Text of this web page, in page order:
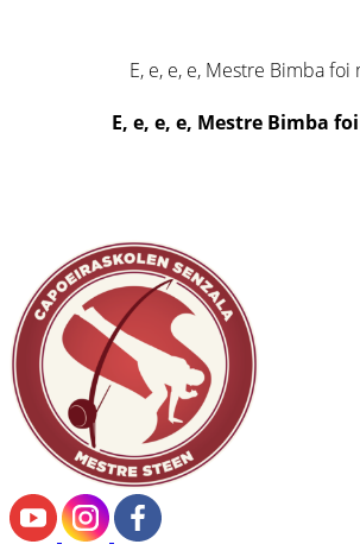
E, e, e, e, Mestre Bimba foi
E, e, e, e, Mestre Bimba